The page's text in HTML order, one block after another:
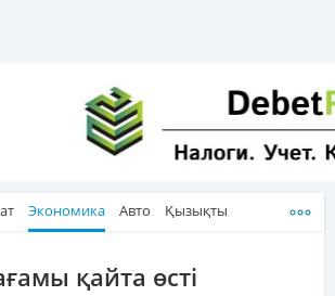
Экономика Авто Қызықты
қайта өсті